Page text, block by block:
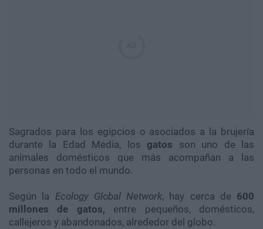
Sagrados para los egipcios o asociados a la brujería
durante la Edad Media, los gatos son uno de las
animales domésticos que más acompañan a las
personas en todo el mundo.
Según la Ecology Global Network, hay cerca de 600
millones de gatos, entre pequeños, domésticos,
callejeros y abandonados, alrededor del globo.